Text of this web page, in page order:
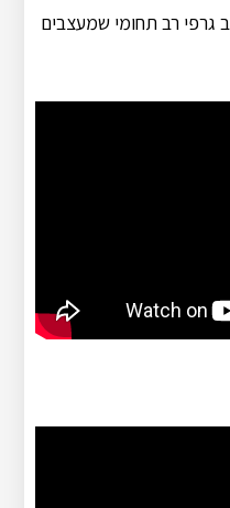
גרפי רב תחומי שמעצבים